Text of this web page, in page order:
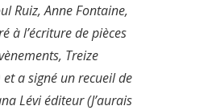
Ruiz, Anne Fontaine,
à l’écriture de pièces
Treize
a signé un recueil de
Lévi éditeur (J’aurais